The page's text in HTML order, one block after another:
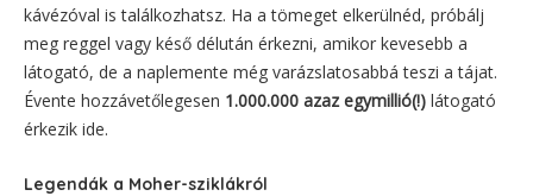
kávézóval is találkozhatsz. Ha a tömeget elkerülnéd, próbálj
meg reggel vagy késő délután érkezni, amikor kevesebb a
látogató, de a naplemente még varázslatosabbá teszi a tájat.
Évente hozzávetőlegesen 1.000.000 azaz egymillió(!) látogató
érkezik ide.
Legendák a Moher-sziklákról